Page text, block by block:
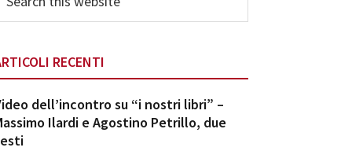
this
RECENTI
dell’incontro su “i nostri libri” –
Ilardi e Agostino Petrillo, due